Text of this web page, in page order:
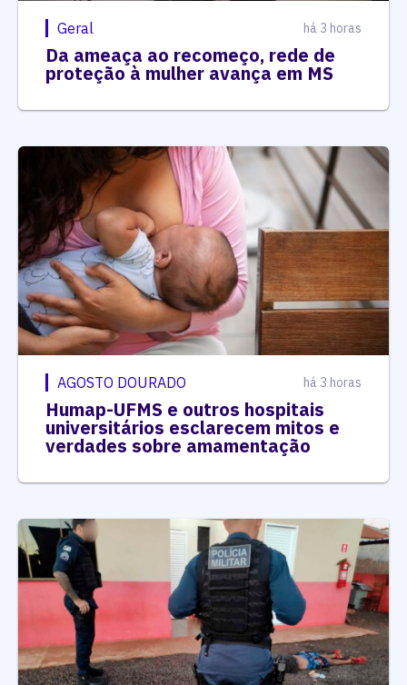
Geral há 3 horas
Da ameaça ao recomeço, rede de
proteção à mulher avança em MS
AGOSTO DOURADO há 3 horas
Humap-UFMS e outros hospitais
universitários esclarecem mitos e
verdades sobre amamentação